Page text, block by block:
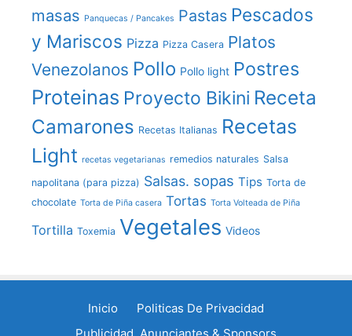
masas Panquecas / Pancakes Pastas Pescados
y Mariscos Pizza Pizza Casera Platos
Venezolanos Pollo Pollo light Postres
Proteinas Proyecto Bikini Receta
Camarones Recetas Italianas Recetas
Light recetas vegetarianas remedios naturales Salsa
napolitana (para pizza) Salsas. sopas Tips Torta de
chocolate Torta de Piña casera Tortas Torta Volteada de Piña
Tortilla Toxemia Vegetales Videos
Inicio
Politicas De Privacidad